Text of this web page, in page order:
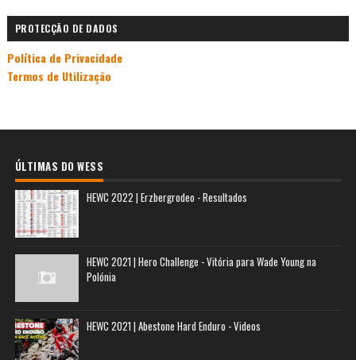
PROTECÇÃO DE DADOS
Política de Privacidade
Termos de Utilização
ÚLTIMAS DO WESS
HEWC 2022 | Erzbergrodeo - Resultados
HEWC 2021 | Hero Challenge - Vitória para Wade Young na
Polónia
HEWC 2021 | Abestone Hard Enduro - Videos